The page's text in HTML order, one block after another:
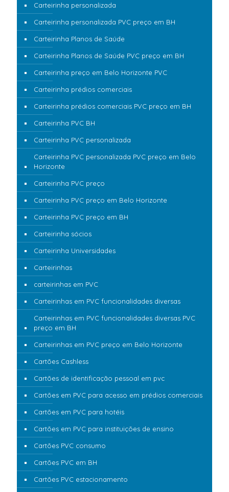
Carteirinha personalizada
Carteirinha personalizada PVC preço em BH
Carteirinha Planos de Saúde
Carteirinha Planos de Saúde PVC preço em BH
Carteirinha preço em Belo Horizonte PVC
Carteirinha prédios comerciais
Carteirinha prédios comerciais PVC preço em BH
Carteirinha PVC BH
Carteirinha PVC personalizada
Carteirinha PVC personalizada PVC preço em Belo
Horizonte
Carteirinha PVC preço
Carteirinha PVC preço em Belo Horizonte
Carteirinha PVC preço em BH
Carteirinha sócios
Carteirinha Universidades
Carteirinhas
carteirinhas em PVC
Carteirinhas em PVC funcionalidades diversas
Carteirinhas em PVC funcionalidades diversas PVC
preço em BH
Carteirinhas em PVC preço em Belo Horizonte
Cartões Cashless
Cartões de identificação pessoal em pvc
Cartões em PVC para acesso em prédios comerciais
Cartões em PVC para hotéis
Cartões em PVC para instituições de ensino
Cartões PVC consumo
Cartões PVC em BH
Cartões PVC estacionamento